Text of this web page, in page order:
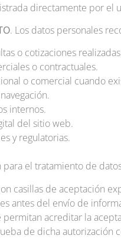
directamente por el
. Los datos personales
o cotizaciones
o contractuales.
o comercial cuando
internos.
del sitio web.
y regulatorias.
para el tratamiento de
casillas de aceptación
antes del envío de
acreditar la
de dicha autorización